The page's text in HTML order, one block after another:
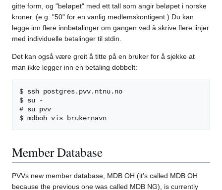
gitte form, og "beløpet" med ett tall som angir beløpet i norske
kroner. (e.g. "50" for en vanlig medlemskontigent.) Du kan
legge inn flere innbetalinger om gangen ved å skrive flere linjer
med individuelle betalinger til stdin.
Det kan også være greit å titte på en bruker for å sjekke at
man ikke legger inn en betaling dobbelt:
$ ssh postgres.pvv.ntnu.no
$ su -
# su pvv
Member Database
PVVs new member database, MDB OH (it's called MDB OH
because the previous one was called MDB NG), is currently